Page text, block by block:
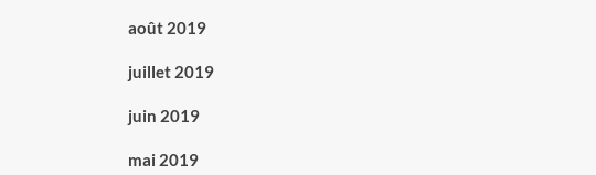
août 2019
juillet 2019
juin 2019
mai 2019